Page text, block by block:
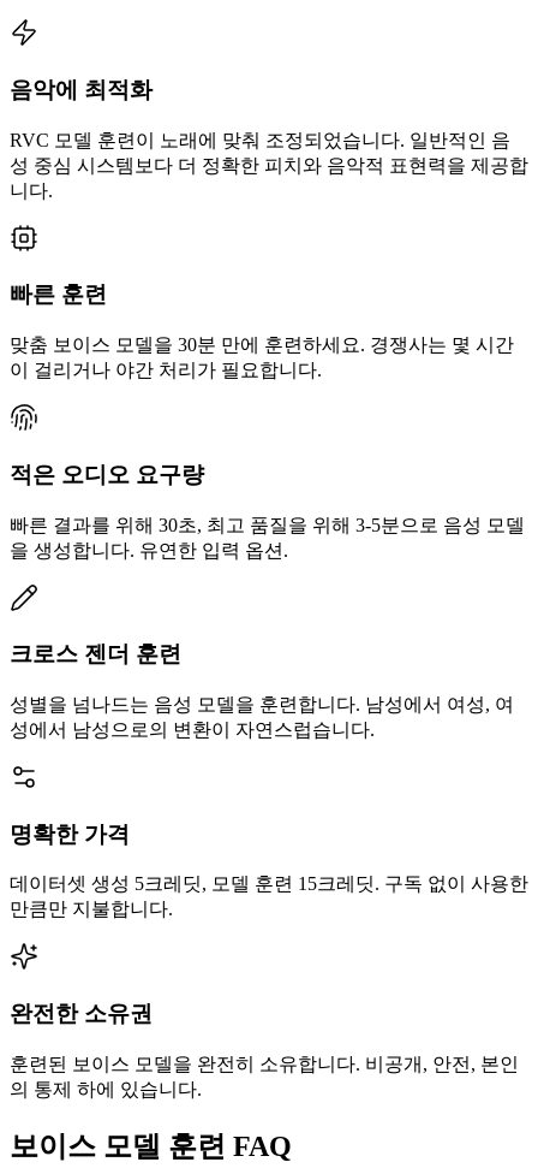
음악에 최적화
RVC 모델 훈련이 노래에 맞춰 조정되었습니다. 일반적인 음
성 중심 시스템보다 더 정확한 피치와 음악적 표현력을 제공합
니다.
빠른 훈련
맞춤 보이스 모델을 30분 만에 훈련하세요. 경쟁사는 몇 시간
이 걸리거나 야간 처리가 필요합니다.
적은 오디오 요구량
빠른 결과를 위해 30초, 최고 품질을 위해 3-5분으로 음성 모델
을 생성합니다. 유연한 입력 옵션.
크로스 젠더 훈련
성별을 넘나드는 음성 모델을 훈련합니다. 남성에서 여성, 여
성에서 남성으로의 변환이 자연스럽습니다.
명확한 가격
데이터셋 생성 5크레딧, 모델 훈련 15크레딧. 구독 없이 사용한
만큼만 지불합니다.
완전한 소유권
훈련된 보이스 모델을 완전히 소유합니다. 비공개, 안전, 본인
의 통제 하에 있습니다.
보이스 모델 훈련 FAQ